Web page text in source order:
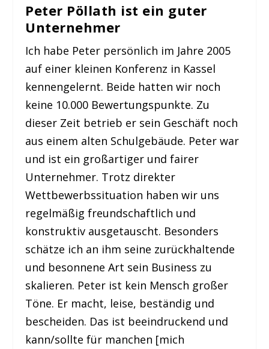
Peter Pöllath ist ein guter
Unternehmer
Ich habe Peter persönlich im Jahre 2005
auf einer kleinen Konferenz in Kassel
kennengelernt. Beide hatten wir noch
keine 10.000 Bewertungspunkte. Zu
dieser Zeit betrieb er sein Geschäft noch
aus einem alten Schulgebäude. Peter war
und ist ein großartiger und fairer
Unternehmer. Trotz direkter
Wettbewerbssituation haben wir uns
regelmäßig freundschaftlich und
konstruktiv ausgetauscht. Besonders
schätze ich an ihm seine zurückhaltende
und besonnene Art sein Business zu
skalieren. Peter ist kein Mensch großer
Töne. Er macht, leise, beständig und
bescheiden. Das ist beeindruckend und
kann/sollte für manchen [mich